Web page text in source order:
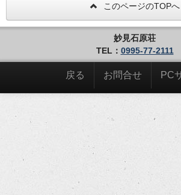
このページのTOPへ
妙見石原荘
TEL： 0995-77-2111
戻る お問合せ PC